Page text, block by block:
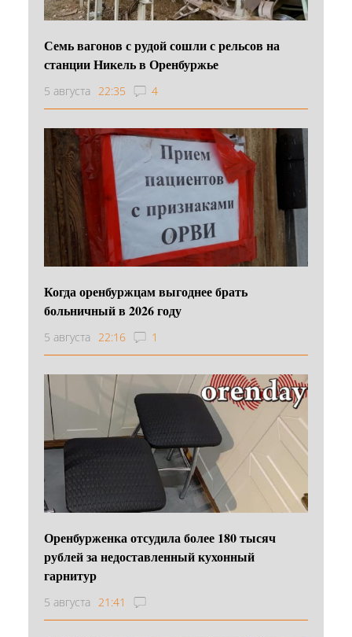
Семь вагонов с рудой сошли с рельсов на
станции Никель в Оренбуржье
5 августа 22:35 4
Когда оренбуржцам выгоднее брать
больничный в 2026 году
5 августа 22:16 1
Оренбурженка отсудила более 180 тысяч
рублей за недоставленный кухонный
гарнитур
5 августа 21:41